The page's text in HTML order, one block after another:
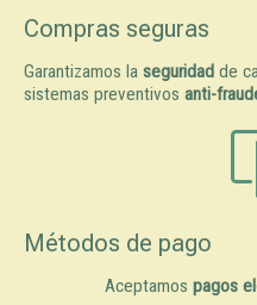
Compras seguras
Garantizamos la seguridad de
sistemas preventivos anti-
Métodos de pago
Aceptamos pagos